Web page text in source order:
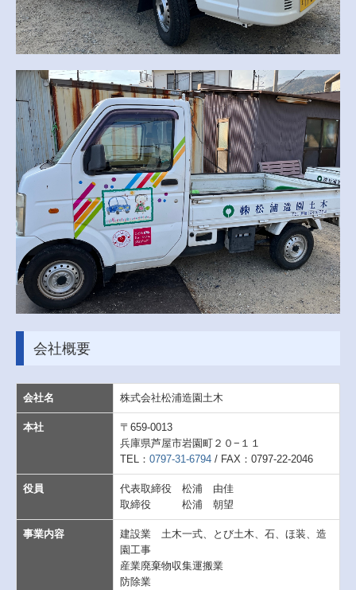
会社概要
会社名 株式会社松浦造園土木
本社
〒659-0013
兵庫県芦屋市岩園町２０−１１
TEL： 0797-31-6794 / FAX： 0797-22-2046
役員
代表取締役 松浦 由佳
取締役 松浦 朝望
事業内容
建設業 土木一式、とび土木、石、ほ装、造
園工事
産業廃棄物収集運搬業
防除業